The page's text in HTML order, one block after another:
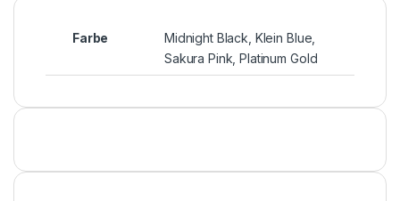
Farbe
Midnight Black, Klein Blue,
Sakura Pink, Platinum Gold